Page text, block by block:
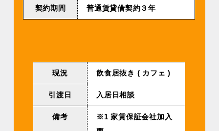
契約期間 普通賃貸借契約３年
現況 飲食居抜き ( カフェ )
引渡日 入居日相談
備考
※1 家賃保証会社加入